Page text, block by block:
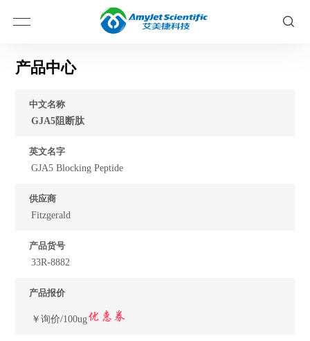
产品中心
中文名称
GJA5阻断肽
英文名字
GJA5 Blocking Peptide
供应商
Fitzgerald
产品货号
33R-8882
产品报价
￥询价/100ug